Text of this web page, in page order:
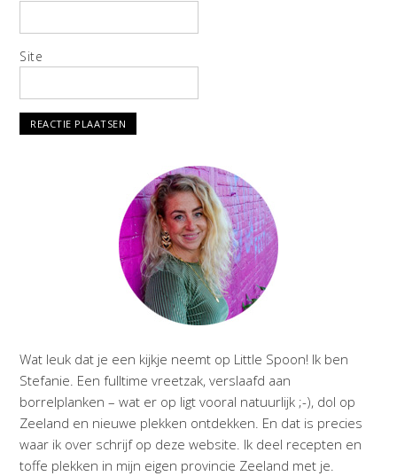
Site
Wat leuk dat je een kijkje neemt op Little Spoon! Ik ben
Stefanie. Een fulltime vreetzak, verslaafd aan
borrelplanken – wat er op ligt vooral natuurlijk ;-), dol op
Zeeland en nieuwe plekken ontdekken. En dat is precies
waar ik over schrijf op deze website. Ik deel recepten en
toffe plekken in mijn eigen provincie Zeeland met je.